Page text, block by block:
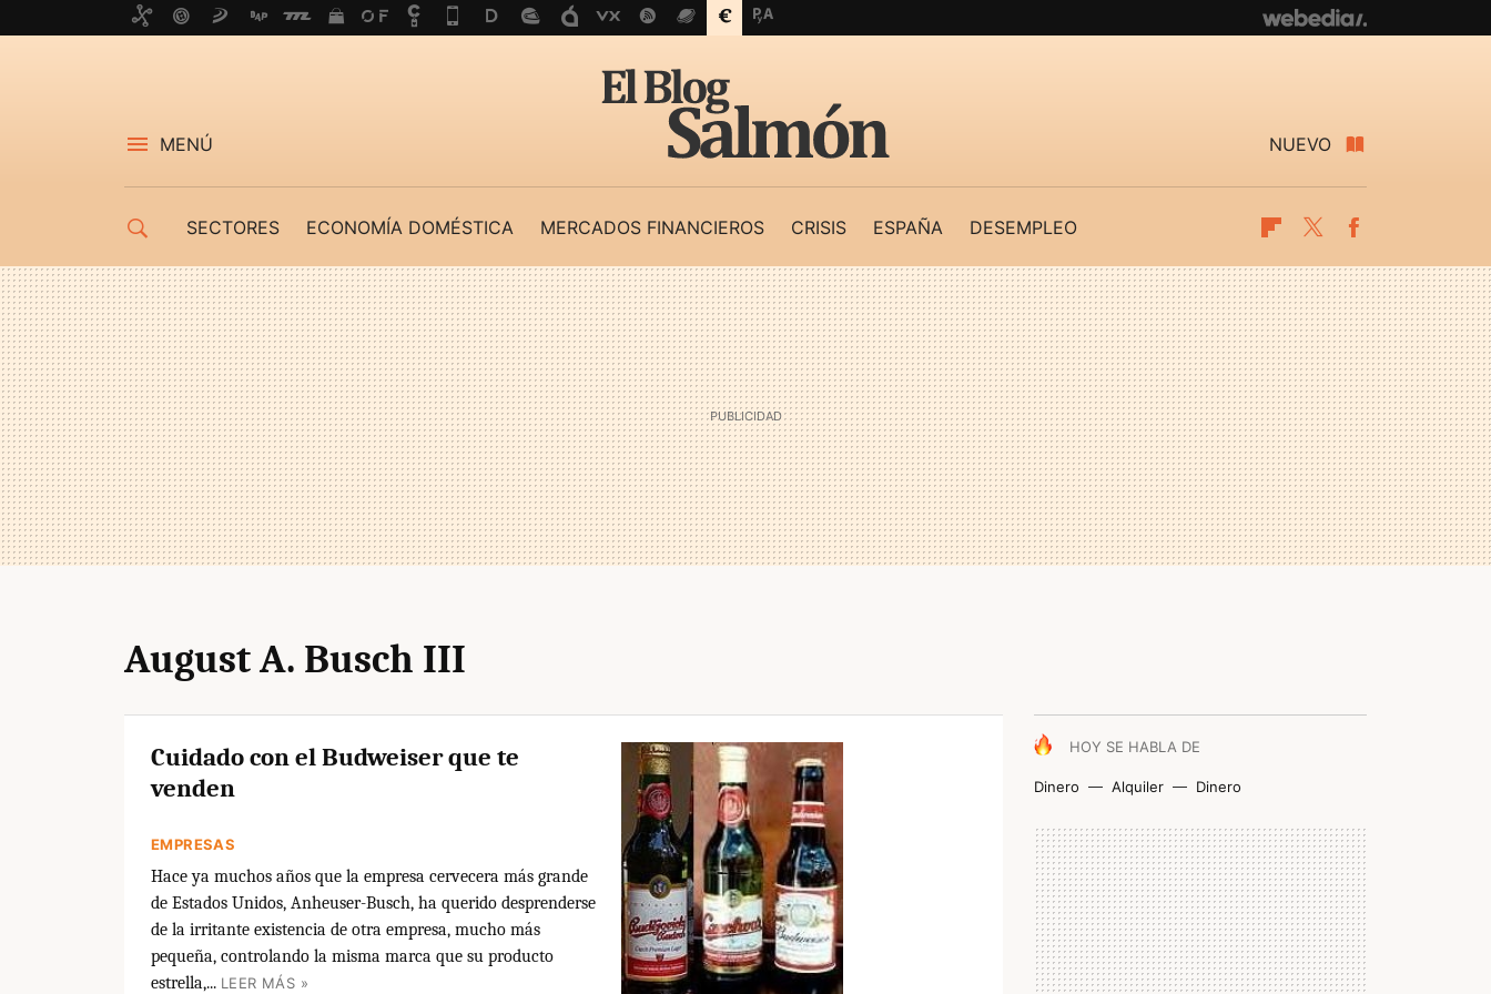
MENÚ NUEVO
SECTORES ECONOMÍA DOMÉSTICA MERCADOS FINANCIEROS CRISIS ESPAÑA DESEMPLEO Flipboard
Twitter
August A. Busch III
HOY SE HABLA DE
Dinero Alquiler Dinero
Cuidado con el Budweiser que te
venden
EMPRESAS
Hace ya muchos años que la empresa cervecera más grande
de Estados Unidos, Anheuser-Busch, ha querido desprenderse
de la irritante existencia de otra empresa, mucho más
pequeña, controlando la misma marca que su producto
estrella,... LEER MÁS »